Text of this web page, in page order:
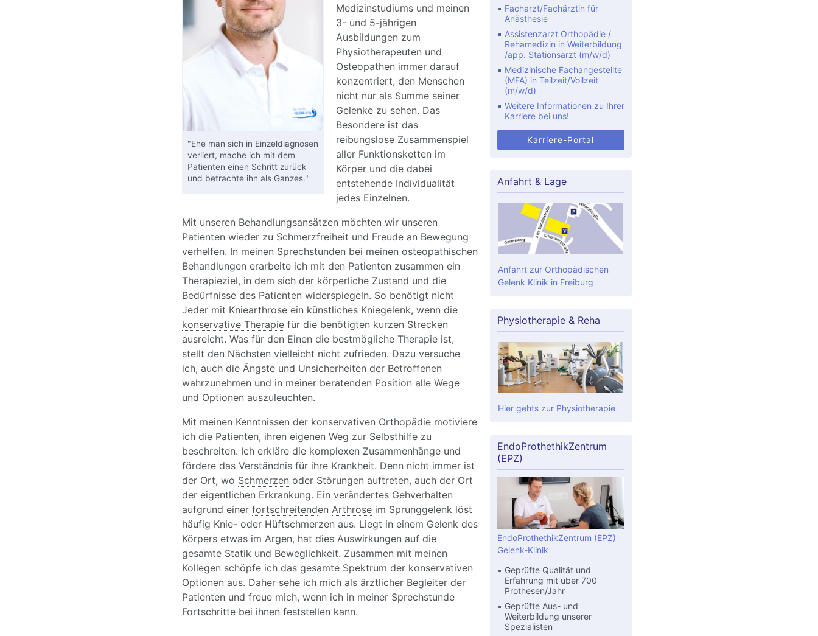
"Ehe man sich in Einzeldiagnosen
verliert, mache ich mit dem
Patienten einen Schritt zurück
und betrachte ihn als Ganzes."
Medizinstudiums und meinen
3- und 5-jährigen
Ausbildungen zum
Physiotherapeuten und
Osteopathen immer darauf
konzentriert, den Menschen
nicht nur als Summe seiner
Gelenke zu sehen. Das
Besondere ist das
reibungslose Zusammenspiel
aller Funktionsketten im
Körper und die dabei
entstehende Individualität
jedes Einzelnen.
Mit unseren Behandlungsansätzen möchten wir unseren
Patienten wieder zu Schmerzfreiheit und Freude an Bewegung
verhelfen. In meinen Sprechstunden bei meinen osteopathischen
Behandlungen erarbeite ich mit den Patienten zusammen ein
Therapieziel, in dem sich der körperliche Zustand und die
Bedürfnisse des Patienten widerspiegeln. So benötigt nicht
Jeder mit Kniearthroseein künstliches Kniegelenk, wenn die
konservative Therapiefür die benötigten kurzen Strecken
ausreicht. Was für den Einen die bestmögliche Therapie ist,
stellt den Nächsten vielleicht nicht zufrieden. Dazu versuche
ich, auch die Ängste und Unsicherheiten der Betroffenen
wahrzunehmen und in meiner beratenden Position alle Wege
und Optionen auszuleuchten.
Mit meinen Kenntnissen der konservativen Orthopädie motiviere
ich die Patienten, ihren eigenen Weg zur Selbsthilfe zu
beschreiten. Ich erkläre die komplexen Zusammenhänge und
fördere das Verständnis für ihre Krankheit. Denn nicht immer ist
der Ort, wo Schmerzen oder Störungen auftreten, auch der Ort
der eigentlichen Erkrankung. Ein verändertes Gehverhalten
aufgrund einer fortschreitenden Arthroseim Sprunggelenk löst
häufig Knie- oder Hüftschmerzen aus. Liegt in einem Gelenk des
Körpers etwas im Argen, hat dies Auswirkungen auf die
gesamte Statik und Beweglichkeit. Zusammen mit meinen
Kollegen schöpfe ich das gesamte Spektrum der konservativen
Optionen aus. Daher sehe ich mich als ärztlicher Begleiter der
Patienten und freue mich, wenn ich in meiner Sprechstunde
Fortschritte bei ihnen feststellen kann.
Facharzt/Fachärztin für
Anästhesie
Assistenzarzt Orthopädie /
Rehamedizin in Weiterbildung
/app. Stationsarzt (m/w/d)
Medizinische Fachangestellte
(MFA) in Teilzeit/Vollzeit
(m/w/d)
Weitere Informationen zu Ihrer
Karriere bei uns!
Karriere-Portal
Anfahrt & Lage
Anfahrt zur Orthopädischen
Gelenk Klinik in Freiburg
Physiotherapie & Reha
Hier gehts zur Physiotherapie
EndoProthethikZentrum
(EPZ)
EndoProthethikZentrum (EPZ)
Gelenk-Klinik
Geprüfte Qualität und
Erfahrung mit über 700
Prothesen/Jahr
Geprüfte Aus- und
Weiterbildung unserer
Spezialisten